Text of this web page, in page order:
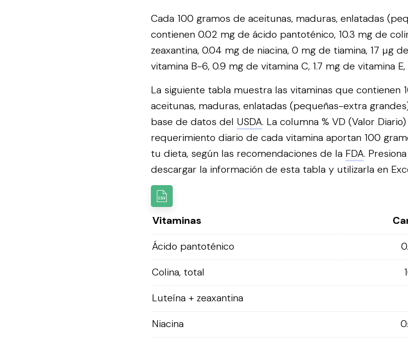
Cada 100 gramos de aceitunas, maduras, enlatadas
contienen 0.02 mg de ácido pantoténico, 10.3 mg de
zeaxantina, 0.04 mg de niacina, 0 mg de tiamina, 17 µg
vitamina B-6, 0.9 mg de vitamina C, 1.7 mg de vitamina E,
La siguiente tabla muestra las vitaminas que contienen
aceitunas, maduras, enlatadas (pequeñas-extra
base de datos del USDA. La columna % VD (Valor
requerimiento diario de cada vitamina aportan 100
tu dieta, según las recomendaciones de la FDA.
descargar la información de esta tabla y utilizarla en
Vitaminas
Ácido pantoténico
Colina, total
Luteína + zeaxantina
Niacina